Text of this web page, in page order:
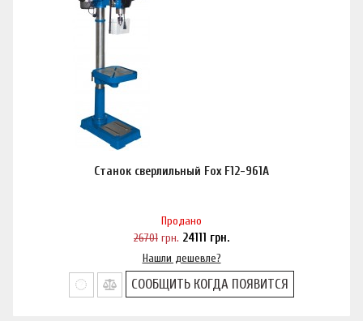
Станок сверлильный Fox F12-961A
Продано
26701 грн. 24111 грн.
Нашли дешевле?
СООБЩИТЬ КОГДА ПОЯВИТСЯ